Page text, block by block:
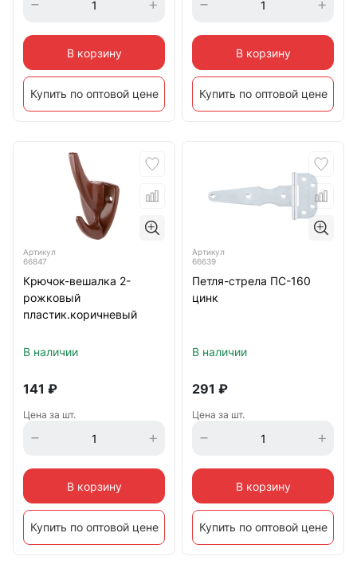
В корзину
Купить по оптовой цене
В корзину
Купить по оптовой цене
Артикул
66847
Крючок-вешалка 2-
рожковый
пластик.коричневый
В наличии
141 ₽
Цена за шт.
В корзину
Купить по оптовой цене
Артикул
66639
Петля-стрела ПС-160
цинк
В наличии
291 ₽
Цена за шт.
В корзину
Купить по оптовой цене